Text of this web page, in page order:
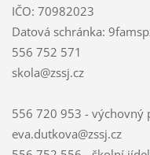
IČO: 70982023
Datová schránka:
556 752 571
skola@zssj.cz
556 720 953 - výchovný
eva.dutkova@zssj.cz